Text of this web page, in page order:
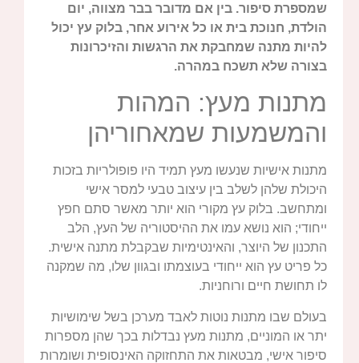
שמספרת סיפור. בין אם מדובר בבר מצווה, יום
הולדת, חנוכת בית או כל אירוע אחר, בלוק עץ יכול
להיות מתנה שמחבקת את הרגשות והזיכרונות
בצורה שלא תשכח במהרה.
מתנות מעץ: המהות
והמשמעות שמאחוריהן
מתנות אישיות שנעשו מעץ תמיד היו פופולריות בזכות
היכולת שלהן לשלב בין עיצוב טבעי למסר אישי
ומתחשב. בלוק עץ מקורי הוא יותר מאשר סתם חפץ
ייחודי; הוא נושא עמו את ההיסטוריה של העץ, הלב
התכנון של היוצר, והאינטימיות שבקבלת מתנה אישית.
כל פריט עץ הוא ייחודי בעוצמתו ובגוון שלו, מה שמקנה
לו תחושת חיים ורוחניות.
בעולם שבו מתנות נוטות לאבד מערכן בשל שימושיות
יתר או המוניים, מתנות מעץ נבדלות בכך שהן מספרות
סיפור אישי, מבטאות את התחזוקה האינסופית ושומרות